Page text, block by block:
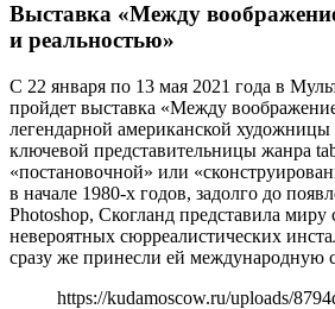
Выставка «Между
и реальностью»
С 22 января по 13 мая 2021 года в
пройдет выставка «Между
легендарной американской
ключевой представительницы жанра
«постановочной» или
в начале 1980-х годов, задолго до
Photoshop, Скогланд представила
невероятных сюрреалистических
сразу же принесли ей международную
https://kudamoscow.ru/uploads/